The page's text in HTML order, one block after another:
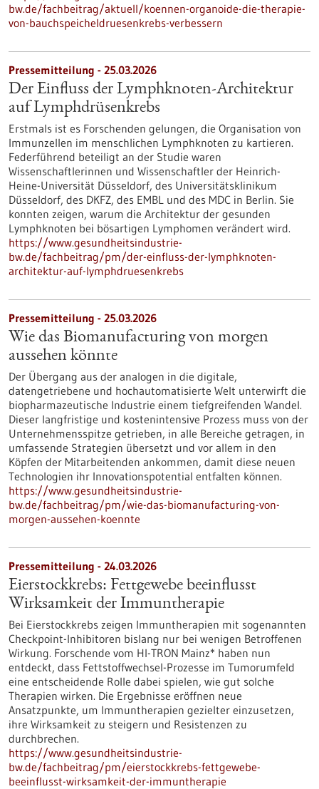
bw.de/fachbeitrag/aktuell/koennen-organoide-die-therapie-
von-bauchspeicheldruesenkrebs-verbessern
Pressemitteilung - 25.03.2026
Der Einfluss der Lymphknoten-Architektur
auf Lymphdrüsenkrebs
Erstmals ist es Forschenden gelungen, die Organisation von
Immunzellen im menschlichen Lymphknoten zu kartieren.
Federführend beteiligt an der Studie waren
Wissenschaftlerinnen und Wissenschaftler der Heinrich-
Heine-Universität Düsseldorf, des Universitätsklinikum
Düsseldorf, des DKFZ, des EMBL und des MDC in Berlin. Sie
konnten zeigen, warum die Architektur der gesunden
Lymphknoten bei bösartigen Lymphomen verändert wird.
https://www.gesundheitsindustrie-
bw.de/fachbeitrag/pm/der-einfluss-der-lymphknoten-
architektur-auf-lymphdruesenkrebs
Pressemitteilung - 25.03.2026
Wie das Biomanufacturing von morgen
aussehen könnte
Der Übergang aus der analogen in die digitale,
datengetriebene und hochautomatisierte Welt unterwirft die
biopharmazeutische Industrie einem tiefgreifenden Wandel.
Dieser langfristige und kostenintensive Prozess muss von der
Unternehmensspitze getrieben, in alle Bereiche getragen, in
umfassende Strategien übersetzt und vor allem in den
Köpfen der Mitarbeitenden ankommen, damit diese neuen
Technologien ihr Innovationspotential entfalten können.
https://www.gesundheitsindustrie-
bw.de/fachbeitrag/pm/wie-das-biomanufacturing-von-
morgen-aussehen-koennte
Pressemitteilung - 24.03.2026
Eierstockkrebs: Fettgewebe beeinflusst
Wirksamkeit der Immuntherapie
Bei Eierstockkrebs zeigen Immuntherapien mit sogenannten
Checkpoint-Inhibitoren bislang nur bei wenigen Betroffenen
Wirkung. Forschende vom HI-TRON Mainz* haben nun
entdeckt, dass Fettstoffwechsel-Prozesse im Tumorumfeld
eine entscheidende Rolle dabei spielen, wie gut solche
Therapien wirken. Die Ergebnisse eröffnen neue
Ansatzpunkte, um Immuntherapien gezielter einzusetzen,
ihre Wirksamkeit zu steigern und Resistenzen zu
durchbrechen.
https://www.gesundheitsindustrie-
bw.de/fachbeitrag/pm/eierstockkrebs-fettgewebe-
beeinflusst-wirksamkeit-der-immuntherapie